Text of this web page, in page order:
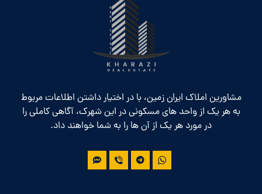
مشاورین املاک ایران زمین، با در اختیار داشتن اطلاعات مربوط
به هر یک از واحد های مسکونی در این شهرک، آگاهی کاملی را
در مورد هر یک از آن ها را به شما خواهند داد.